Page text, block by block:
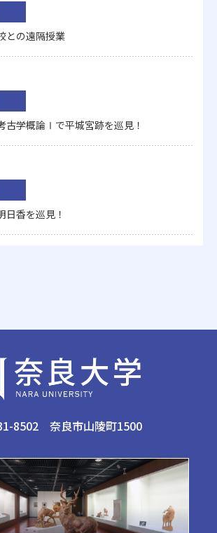
との遠隔授業
古学概論Ⅰで平城宮跡を巡見！
香を巡見！
8502 奈良市山陵町1500